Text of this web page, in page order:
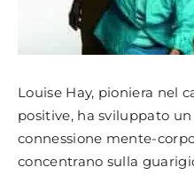
Louise Hay, pioniera nel
positive, ha sviluppato
connessione mente-
concentrano sulla